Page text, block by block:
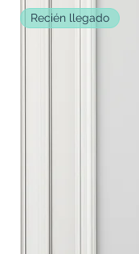
Recién llegado